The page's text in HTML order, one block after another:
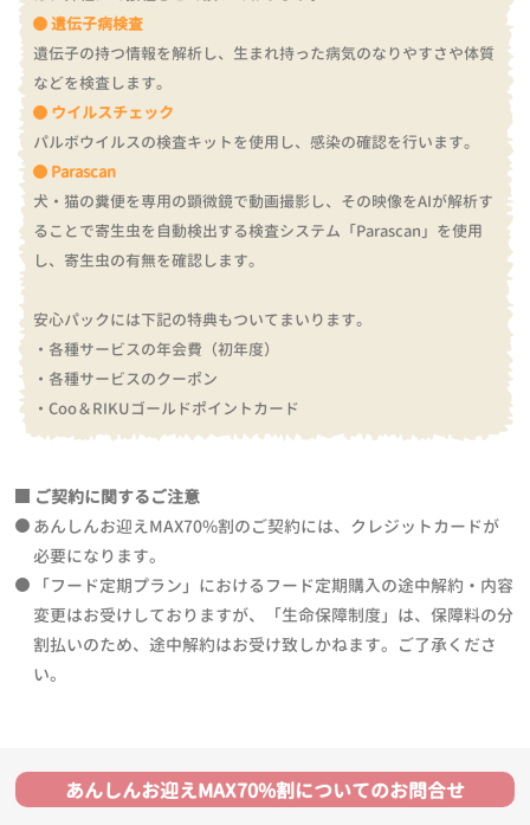
遺伝子病検査
遺伝子の持つ情報を解析し、生まれ持った病気のなりやすさや体質
などを検査します。
ウイルスチェック
パルボウイルスの検査キットを使用し、感染の確認を行います。
Parascan
犬・猫の糞便を専用の顕微鏡で動画撮影し、その映像をAIが解析す
ることで寄生虫を自動検出する検査システム「Parascan」を使用
し、寄生虫の有無を確認します。
安心パックには下記の特典もついてまいります。
・各種サービスの年会費（初年度）
・各種サービスのクーポン
・Coo＆RIKUゴールドポイントカード
ご契約に関するご注意
あんしんお迎えMAX70%割のご契約には、クレジットカードが
必要になります。
「フード定期プラン」におけるフード定期購入の途中解約・内容
変更はお受けしておりますが、「生命保障制度」は、保障料の分
割払いのため、途中解約はお受け致しかねます。ご了承くださ
い。
あんしんお迎えMAX70%割についてのお問合せ